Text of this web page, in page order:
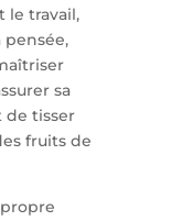
le travail,
pensée,
sa
de tisser
fruits de